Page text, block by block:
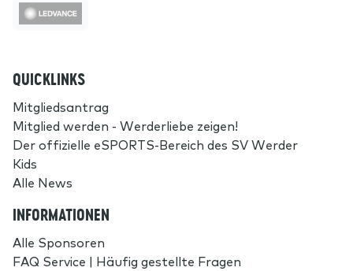
QUICKLINKS
Mitgliedsantrag
Mitglied werden - Werderliebe zeigen!
Der offizielle eSPORTS-Bereich des SV Werder
Kids
Alle News
INFORMATIONEN
Alle Sponsoren
FAQ Service | Häufig gestellte Fragen